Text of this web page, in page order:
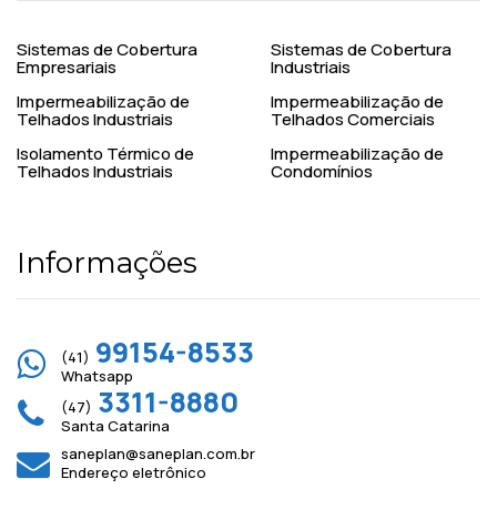
Sistemas de Cobertura
Empresariais
Sistemas de Cobertura
Industriais
Impermeabilização de
Telhados Industriais
Impermeabilização de
Telhados Comerciais
Isolamento Térmico de
Telhados Industriais
Impermeabilização de
Condomínios
Informações
(41) 99154-8533
Whatsapp
(47) 3311-8880
Santa Catarina
saneplan@saneplan.com.br
Endereço eletrônico